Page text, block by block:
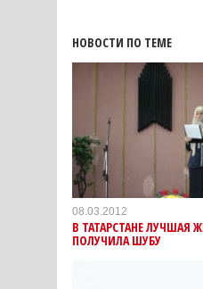
НОВОСТИ ПО ТЕМЕ
08.03.2012
В ТАТАРСТАНЕ ЛУЧШАЯ
ПОЛУЧИЛА ШУБУ